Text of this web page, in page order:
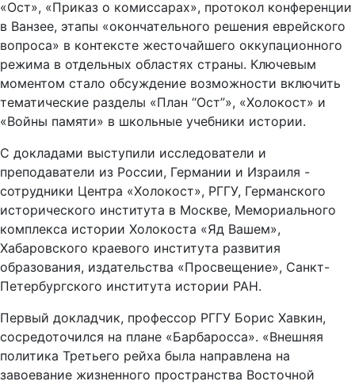
«Ост», «Приказ о комиссарах», протокол конференции
в Ванзее, этапы «окончательного решения еврейского
вопроса» в контексте жесточайшего оккупационного
режима в отдельных областях страны. Ключевым
моментом стало обсуждение возможности включить
тематические разделы «План “Ост”», «Холокост» и
«Войны памяти» в школьные учебники истории.
С докладами выступили исследователи и
преподаватели из России, Германии и Израиля -
сотрудники Центра «Холокост», РГГУ, Германского
исторического института в Москве, Мемориального
комплекса истории Холокоста «Яд Вашем»,
Хабаровского краевого института развития
образования, издательства «Просвещение», Санкт-
Петербургского института истории РАН.
Первый докладчик, профессор РГГУ Борис Хавкин,
сосредоточился на плане «Барбаросса». «Внешняя
политика Третьего рейха была направлена на
завоевание жизненного пространства Восточной